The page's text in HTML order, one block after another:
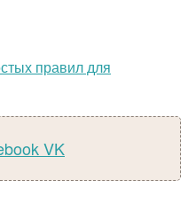
правил для
VK